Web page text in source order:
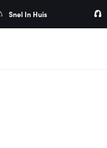
Snel In Huis